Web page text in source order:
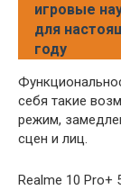
игровые
для
году
себя такие
режим,
сцен и лиц.
Realme 10 Pro+